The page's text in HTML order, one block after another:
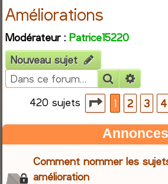
Améliorations
Modérateur : Patrice15220
Nouveau sujet
Rechercher
420 sujets
Page1sur 17
1 2 3 4
Annonces
Comment nommer les
amélioration